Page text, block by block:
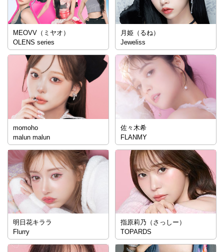
MEOVV（ミヤオ）
OLENS series
月姫（るね）
Jeweliss
momoho
malun malun
佐々木希
FLANMY
明日花キララ
Flurry
指原莉乃（さっしー）
TOPARDS